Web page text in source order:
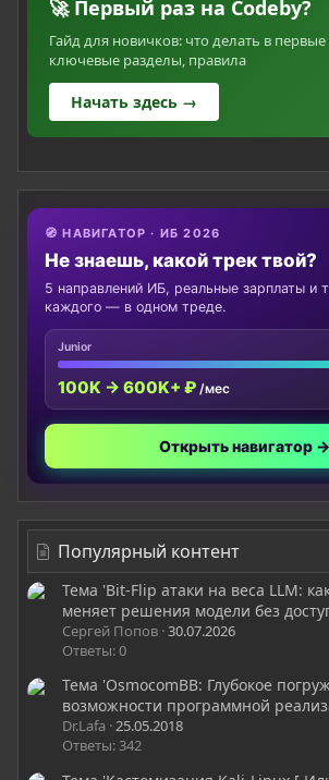
🚀 Первый раз на Codeby?
Гайд для новичков: что делать в
ключевые разделы, правила
Начать здесь →
🧭 НАВИГАТОР · ИБ 2026
Не знаешь, какой трек твой?
5 направлений ИБ, реальные зарплаты и
каждого — в одном треде.
Junior
100K → 600K+ ₽ /мес
Открыть навигатор →
Популярный контент
Тема 'Bit-Flip атаки на веса LLM:
меняет решения модели без
Сергей Попов 30.07.2026
Ответы: 0
Тема 'OsmocomBB: Глубокое
возможности программной
Dr.Lafa 25.05.2018
Ответы: 342